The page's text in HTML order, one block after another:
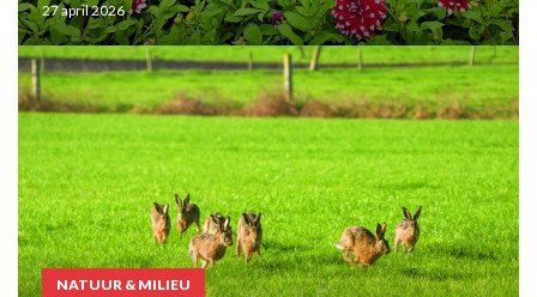
27 april 2026
NATUUR & MILIEU